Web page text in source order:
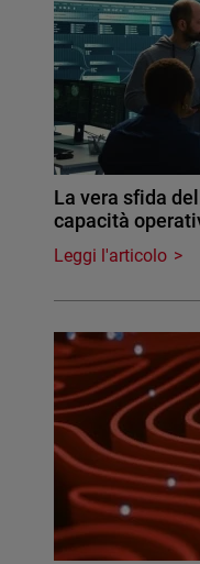
La vera sfida
capacità
Leggi l'articolo